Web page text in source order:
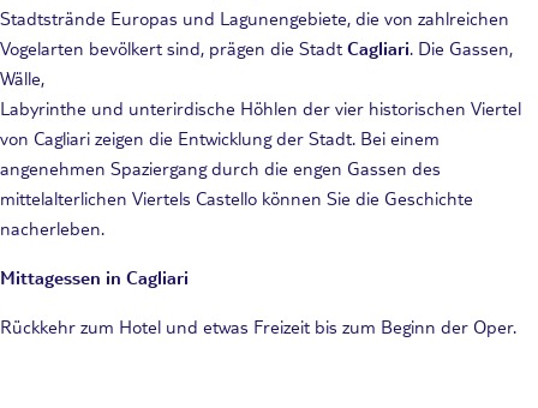
Stadtstrände Europas und Lagunengebiete, die von zahlreichen
Vogelarten bevölkert sind, prägen die Stadt Cagliari. Die Gassen,
Wälle,
Labyrinthe und unterirdische Höhlen der vier historischen Viertel
von Cagliari zeigen die Entwicklung der Stadt. Bei einem
angenehmen Spaziergang durch die engen Gassen des
mittelalterlichen Viertels Castello können Sie die Geschichte
nacherleben.
Mittagessen in Cagliari
Rückkehr zum Hotel und etwas Freizeit bis zum Beginn der Oper.